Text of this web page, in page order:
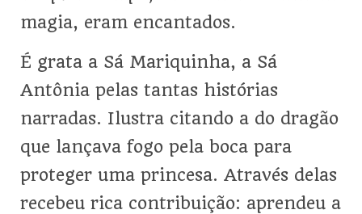
magia, eram encantados.
É grata a Sá Mariquinha, a Sá
Antônia pelas tantas histórias
narradas. Ilustra citando a do dragão
que lançava fogo pela boca para
proteger uma princesa. Através delas
recebeu rica contribuição: aprendeu a